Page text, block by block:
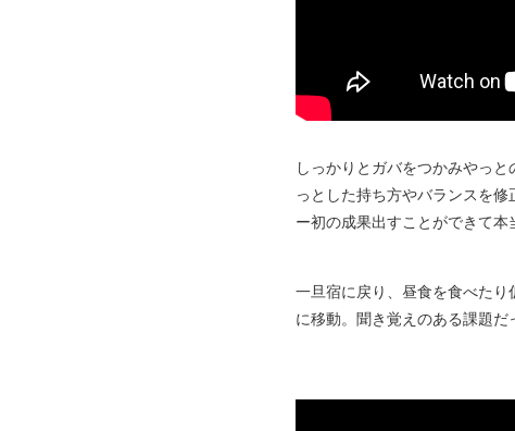
しっかりとガバをつかみやっ
っとした持ち方やバランスを
ー初の成果出すことができて本
一旦宿に戻り、昼食を食べた
に移動。聞き覚えのある課題